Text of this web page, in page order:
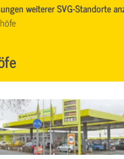
weiterer SVG-Standorte